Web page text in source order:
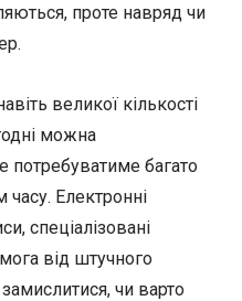
проте навряд чи
великої кількості
можна
потребуватиме багато
часу. Електронні
спеціалізовані
від штучного
чи варто